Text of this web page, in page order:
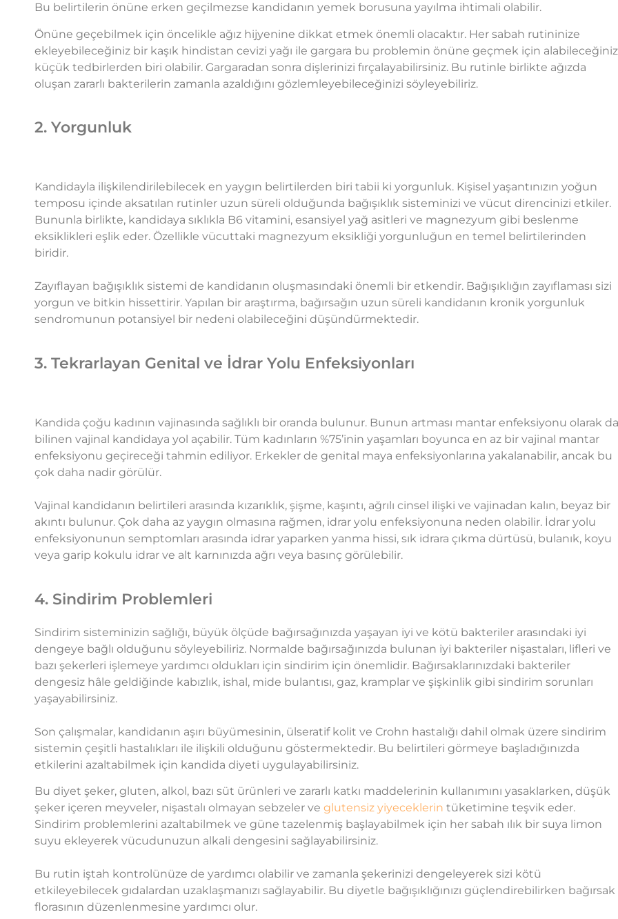
Bu belirtilerin önüne erken geçilmezse kandidanın yemek borusuna yayılma ihtimali olabilir.
Önüne geçebilmek için öncelikle ağız hijyenine dikkat etmek önemli olacaktır. Her sabah rutininize
ekleyebileceğiniz bir kaşık hindistan cevizi yağı ile gargara bu problemin önüne geçmek için alabileceğiniz
küçük tedbirlerden biri olabilir. Gargaradan sonra dişlerinizi fırçalayabilirsiniz. Bu rutinle birlikte ağızda
oluşan zararlı bakterilerin zamanla azaldığını gözlemleyebileceğinizi söyleyebiliriz.
2. Yorgunluk
Kandidayla ilişkilendirilebilecek en yaygın belirtilerden biri tabii ki yorgunluk. Kişisel yaşantınızın yoğun
temposu içinde aksatılan rutinler uzun süreli olduğunda bağışıklık sisteminizi ve vücut direncinizi etkiler.
Bununla birlikte, kandidaya sıklıkla B6 vitamini, esansiyel yağ asitleri ve magnezyum gibi beslenme
eksiklikleri eşlik eder. Özellikle vücuttaki magnezyum eksikliği yorgunluğun en temel belirtilerinden
biridir.
Zayıflayan bağışıklık sistemi de kandidanın oluşmasındaki önemli bir etkendir. Bağışıklığın zayıflaması sizi
yorgun ve bitkin hissettirir. Yapılan bir araştırma, bağırsağın uzun süreli kandidanın kronik yorgunluk
sendromunun potansiyel bir nedeni olabileceğini düşündürmektedir.
3. Tekrarlayan Genital ve İdrar Yolu Enfeksiyonları
Kandida çoğu kadının vajinasında sağlıklı bir oranda bulunur. Bunun artması mantar enfeksiyonu olarak da
bilinen vajinal kandidaya yol açabilir. Tüm kadınların %75’inin yaşamları boyunca en az bir vajinal mantar
enfeksiyonu geçireceği tahmin ediliyor. Erkekler de genital maya enfeksiyonlarına yakalanabilir, ancak bu
çok daha nadir görülür.
Vajinal kandidanın belirtileri arasında kızarıklık, şişme, kaşıntı, ağrılı cinsel ilişki ve vajinadan kalın, beyaz bir
akıntı bulunur. Çok daha az yaygın olmasına rağmen, idrar yolu enfeksiyonuna neden olabilir. İdrar yolu
enfeksiyonunun semptomları arasında idrar yaparken yanma hissi, sık idrara çıkma dürtüsü, bulanık, koyu
veya garip kokulu idrar ve alt karnınızda ağrı veya basınç görülebilir.
4. Sindirim Problemleri
Sindirim sisteminizin sağlığı, büyük ölçüde bağırsağınızda yaşayan iyi ve kötü bakteriler arasındaki iyi
dengeye bağlı olduğunu söyleyebiliriz. Normalde bağırsağınızda bulunan iyi bakteriler nişastaları, lifleri ve
bazı şekerleri işlemeye yardımcı oldukları için sindirim için önemlidir. Bağırsaklarınızdaki bakteriler
dengesiz hâle geldiğinde kabızlık, ishal, mide bulantısı, gaz, kramplar ve şişkinlik gibi sindirim sorunları
yaşayabilirsiniz.
Son çalışmalar, kandidanın aşırı büyümesinin, ülseratif kolit ve Crohn hastalığı dahil olmak üzere sindirim
sistemin çeşitli hastalıkları ile ilişkili olduğunu göstermektedir. Bu belirtileri görmeye başladığınızda
etkilerini azaltabilmek için kandida diyeti uygulayabilirsiniz.
Bu diyet şeker, gluten, alkol, bazı süt ürünleri ve zararlı katkı maddelerinin kullanımını yasaklarken, düşük
şeker içeren meyveler, nişastalı olmayan sebzeler ve glutensiz yiyeceklerin tüketimine teşvik eder.
Sindirim problemlerini azaltabilmek ve güne tazelenmiş başlayabilmek için her sabah ılık bir suya limon
suyu ekleyerek vücudunuzun alkali dengesini sağlayabilirsiniz.
Bu rutin iştah kontrolünüze de yardımcı olabilir ve zamanla şekerinizi dengeleyerek sizi kötü
etkileyebilecek gıdalardan uzaklaşmanızı sağlayabilir. Bu diyetle bağışıklığınızı güçlendirebilirken bağırsak
florasının düzenlenmesine yardımcı olur.